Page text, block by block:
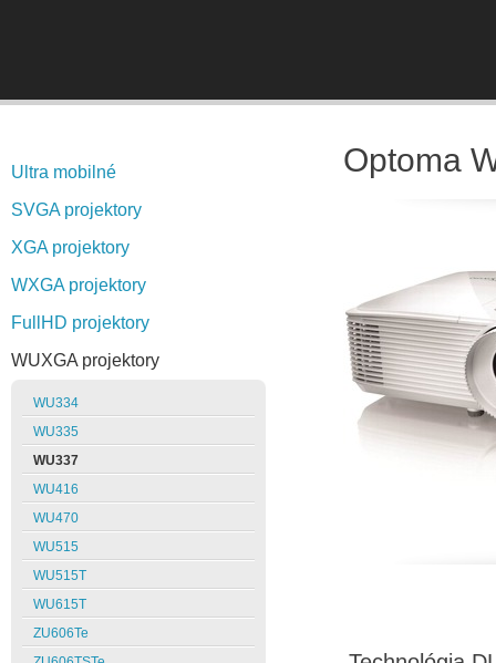
Optoma
Ultra mobilné
SVGA projektory
XGA projektory
WXGA projektory
FullHD projektory
WUXGA projektory
WU334
WU335
WU337
WU416
WU470
WU515
WU515T
WU615T
ZU606Te